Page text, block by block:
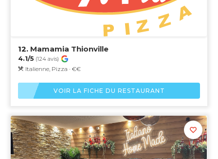
12. Mamamia Thionville
4.1/5 (124 avis)
Italienne, Pizza · €€
VOIR LA FICHE DU RESTAURANT